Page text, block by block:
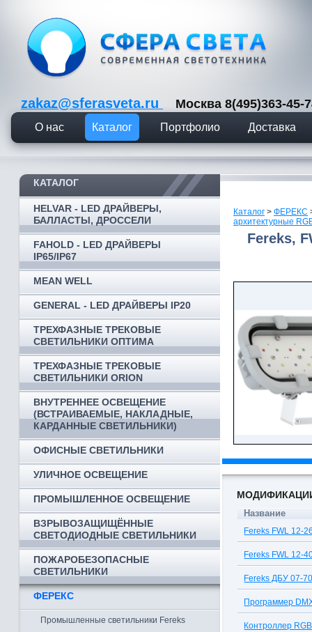
zakaz@sferasveta.ru Москва 8(495)363-
О нас Каталог Портфолио Доставка
КАТАЛОГ
HELVAR - LED ДРАЙВЕРЫ,
БАЛЛАСТЫ, ДРОССЕЛИ
FAHOLD - LED ДРАЙВЕРЫ
IP65/IP67
MEAN WELL
GENERAL - LED ДРАЙВЕРЫ IP20
ТРЕХФАЗНЫЕ ТРЕКОВЫЕ
СВЕТИЛЬНИКИ ОПТИМА
ТРЕХФАЗНЫЕ ТРЕКОВЫЕ
СВЕТИЛЬНИКИ ORION
ВНУТРЕННЕЕ ОСВЕЩЕНИЕ
(ВСТРАИВАЕМЫЕ, НАКЛАДНЫЕ,
КАРДАННЫЕ СВЕТИЛЬНИКИ)
ОФИСНЫЕ СВЕТИЛЬНИКИ
УЛИЧНОЕ ОСВЕЩЕНИЕ
ПРОМЫШЛЕННОЕ ОСВЕЩЕНИЕ
ВЗРЫВОЗАЩИЩЁННЫЕ
СВЕТОДИОДНЫЕ СВЕТИЛЬНИКИ
ПОЖАРОБЕЗОПАСНЫЕ
СВЕТИЛЬНИКИ
ФЕРЕКС
Промышленные светильники Fereks
Каталог > ФЕРЕКС
архитектурные
Fereks,
Название
Fereks FWL 12-
Fereks FWL 12-
Fereks ДБУ 07-
Программер
Контроллер